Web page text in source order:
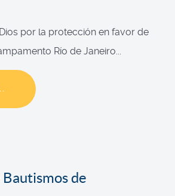
por la protección en favor de
Río de Janeiro...
de